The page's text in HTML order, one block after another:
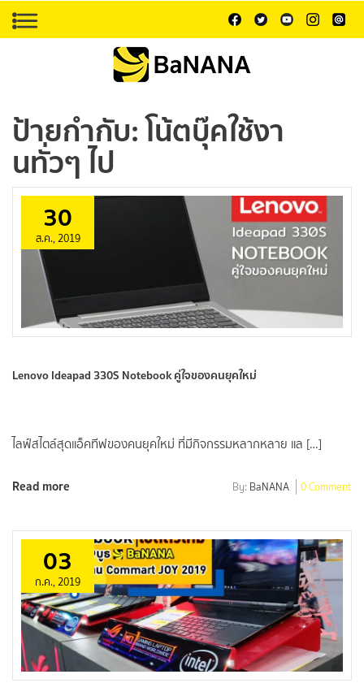
ป้ายกำกับ:โน้ตบุ๊คใช้งา
นทั่วๆ ไป
30
ส.ค., 2019
Lenovo Ideapad 330S Notebook คู่ใจของคนยุคใหม่
ไลฟ์สไตล์สุดแอ็คทีฟของคนยุคใหม่ ที่มีกิจกรรมหลากหลาย แล […]
Read more By: BaNANA 0 Comment
03
ก.ค., 2019